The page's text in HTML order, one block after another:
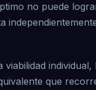
no puede
viabilidad
que